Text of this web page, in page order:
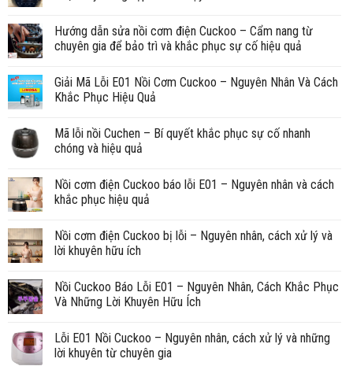
Hướng dẫn sửa nồi cơm điện Cuckoo – Cẩm nang từ
chuyên gia để bảo trì và khắc phục sự cố hiệu quả
Giải Mã Lỗi E01 Nồi Cơm Cuckoo – Nguyên Nhân Và Cách
Khắc Phục Hiệu Quả
Mã lỗi nồi Cuchen – Bí quyết khắc phục sự cố nhanh
chóng và hiệu quả
Nồi cơm điện Cuckoo báo lỗi E01 – Nguyên nhân và cách
khắc phục hiệu quả
Nồi cơm điện Cuckoo bị lỗi – Nguyên nhân, cách xử lý và
lời khuyên hữu ích
Nồi Cuckoo Báo Lỗi E01 – Nguyên Nhân, Cách Khắc Phục
Và Những Lời Khuyên Hữu Ích
Lỗi E01 Nồi Cuckoo – Nguyên nhân, cách xử lý và những
lời khuyên từ chuyên gia